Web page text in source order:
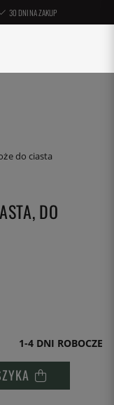
30 DNI NA ZAKUP
do ciasta
DO
1-4 DNI ROBOCZE